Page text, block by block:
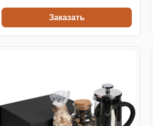
Заказать